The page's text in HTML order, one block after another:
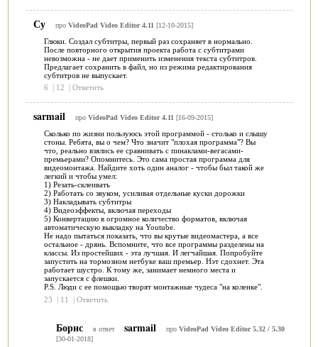
Су про VideoPad Video Editor 4.11 [12-10-2015]
Глюки. Создал субтитры, первый раз сохраняет в нормально.
После повторного открытия проекта работа с субтитрами
невозможна - не дает применить изменения текста субтитров.
Предлагает сохранить в файл, но из режима редактирования
субтитров не выпускает.
6
| 12 | Ответить
sarmail про VideoPad Video Editor 4.11 [16-09-2015]
Сколько по жизни пользуюсь этой программой - столько и слышу
стоны. Ребята, вы о чем? Что значит "плохая программа"? Вы
что, реально взялись ее сравнивать с пинаклами-вегасами-
премьерами? Опомнитесь. Это сама простая программа для
видеомонтажа. Найдите хоть один аналог - чтобы был такой же
легкий и чтобы умел:
1) Резать-склеивать
2) Работать со звуком, усиливая отдельные куски дорожки
3) Накладывать субтитры
4) Видеоэффекты, включая переходы
5) Конвертацию в огромное количество форматов, включая
автоматическую выкладку на Youtube.
Не надо пытаться показать, что вы крутые видеомастера, а все
остальное - дрянь. Вспомните, что все программы разделены на
классы. Из простейших - эта лучшая. И легчайшая. Попробуйте
запустить на тормозном нетбуке ваш премьер. Нэт сдохнет. Эта
работает шустро. К тому же, занимает немного места и
запускается с флешки.
P.S. Люди с ее помощью творят монтажные чудеса "на коленке".
23
| 11 | Ответить
Борис в ответ sarmail про VideoPad Video Editor 5.32 / 5.30
[30-01-2018]